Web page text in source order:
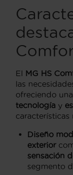
El MG HS
las
ofreciendo
tecnología y
características
Diseño
exterior
sensación
segmento